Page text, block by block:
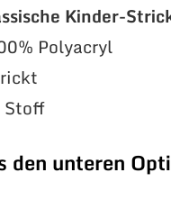
Kinder-
Polyacryl
Stoff
den unteren